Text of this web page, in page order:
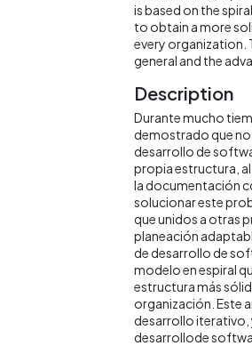
is based on the
to obtain a more
every organization.
general and the
Description
Durante mucho
demostrado que no
desarrollo de
propia estructura,
la documentación
solucionar este
que unidos a otras
planeación
de desarrollo de
modelo en espiral
estructura más
organización. Este
desarrollo iterativo,
desarrollode